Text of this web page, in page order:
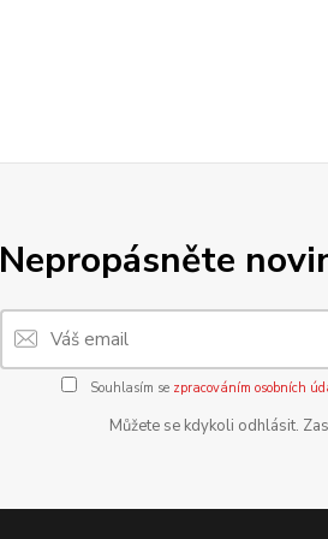
Nepropásněte
Souhlasím se zpracováním osobních
Můžete se kdykoli odhlásit.